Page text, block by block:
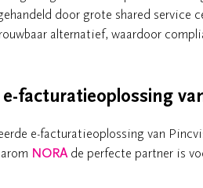
door grote shared service
alternatief, waardoor
facturatieoplossing
e-facturatieoplossing van
NORA de perfecte partner is